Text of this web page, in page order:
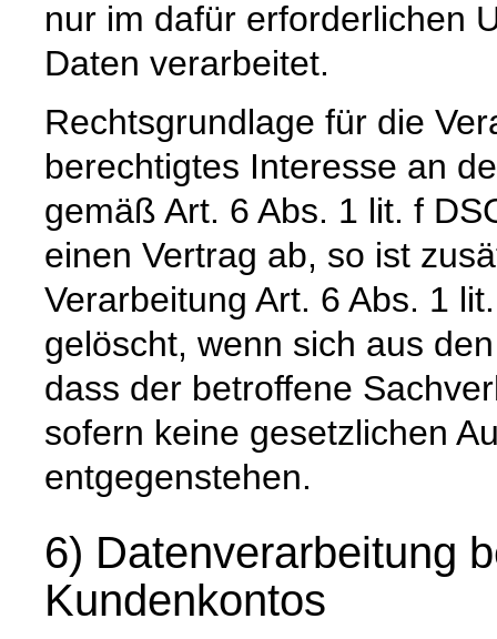
nur im dafür erforderlichen
Daten verarbeitet.
Rechtsgrundlage für die
berechtigtes Interesse an
gemäß Art. 6 Abs. 1 lit. f
einen Vertrag ab, so ist
Verarbeitung Art. 6 Abs. 1
gelöscht, wenn sich aus
dass der betroffene
sofern keine gesetzlichen
entgegenstehen.
6) Datenverarbeitung
Kundenkontos